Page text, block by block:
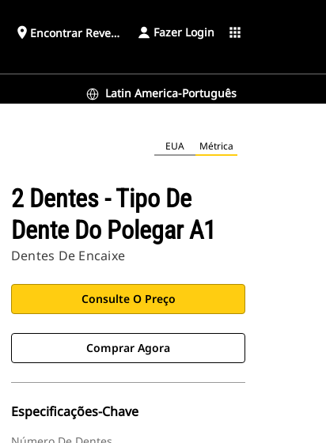
place Encontrar Revendedor Fazer Login apps
Latin America-Português
EUA Métrica
2 Dentes - Tipo De
Dente Do Polegar A1
Dentes De Encaixe
Consulte O Preço
Comprar Agora
Especificações-Chave